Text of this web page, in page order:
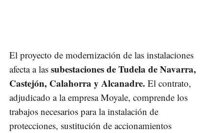
El proyecto de modernización de las instalaciones
afecta a las subestaciones de Tudela de Navarra,
Castejón, Calahorra y Alcanadre. El contrato,
adjudicado a la empresa Moyale, comprende los
trabajos necesarios para la instalación de
protecciones, sustitución de accionamientos